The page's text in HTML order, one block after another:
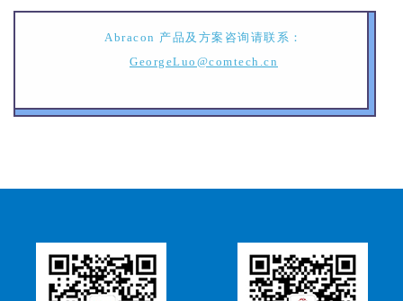
Abracon 产品及方案咨询请联系：
GeorgeLuo@comtech.cn